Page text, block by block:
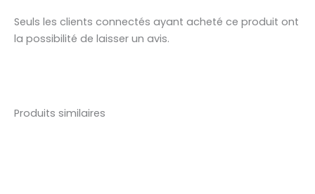
Seuls les clients connectés ayant acheté ce produit ont
la possibilité de laisser un avis.
Produits similaires